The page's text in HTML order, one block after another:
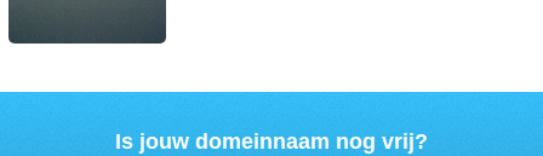
Is jouw domeinnaam nog vrij?